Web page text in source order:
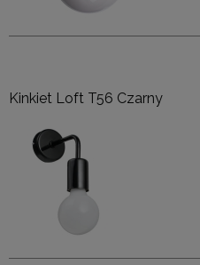
Kinkiet Loft T56 Czarny